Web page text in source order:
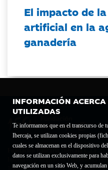
INFORMACIÓN
UTILIZADAS
Te informamos que en el transcurso de
Ibercaja, se utilizan cookies propias
cuales se almacenan en el dispositivo
datos se utilizan exclusivamente para
navegación en un sitio Web, y
El impacto de
artificial en la
ganadería
Fundación Bancaria Ibercaja C.I.F. G-
Inscrita en el Registro de Fundaciones
1689.